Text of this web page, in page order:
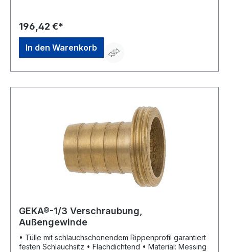
196,42 €*
In den Warenkorb
GEKA®-1/3 Verschraubung,
Außengewinde
• Tülle mit schlauchschonendem Rippenprofil garantiert
festen Schlauchsitz • Flachdichtend • Material: Messing